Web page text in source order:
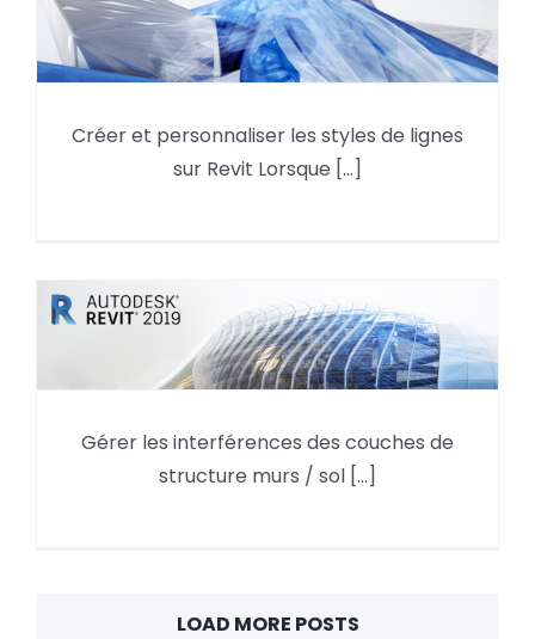
Créer et personnaliser les styles
Créer et personnaliser les styles de lignes
sur Revit Lorsque [...]
couches de structure murs / sol
dans REVIT
Gérer les interférences des couches de
structure murs / sol [...]
LOAD MORE POSTS